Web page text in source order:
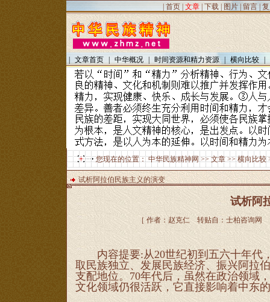
首页 文章 下载 图片 | 留言|
文章首页 中华概况 时间资源和精力资源 横向比较
您现在的位置：中华民族精神网>>文章>>横向比较
试析阿拉伯民族主义的演变
试析阿
［ 作者：赵克仁 转贴自：士柏咨询网
内容提要:从20世纪初到五六十年代
取民族独立、发展民族经济、振兴阿拉
支配地位。70年代后，虽然在政治领域
文化领域仍很活跃，它直接影响着中东